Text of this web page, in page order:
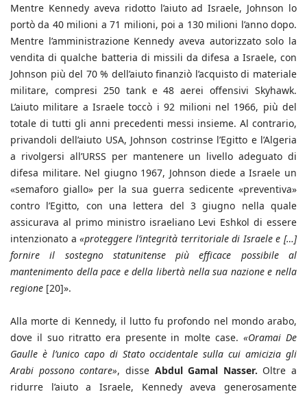
Mentre Kennedy aveva ridotto l’aiuto ad Israele, Johnson lo
portò da 40 milioni a 71 milioni, poi a 130 milioni l’anno dopo.
Mentre l’amministrazione Kennedy aveva autorizzato solo la
vendita di qualche batteria di missili da difesa a Israele, con
Johnson più del 70 % dell’aiuto finanziò l’acquisto di materiale
militare, compresi 250 tank e 48 aerei offensivi Skyhawk.
L’aiuto militare a Israele toccò i 92 milioni nel 1966, più del
totale di tutti gli anni precedenti messi insieme. Al contrario,
privandoli dell’aiuto USA, Johnson costrinse l’Egitto e l’Algeria
a rivolgersi all’URSS per mantenere un livello adeguato di
difesa militare. Nel giugno 1967, Johnson diede a Israele un
«semaforo giallo» per la sua guerra sedicente «preventiva»
contro l’Egitto, con una lettera del 3 giugno nella quale
assicurava al primo ministro israeliano Levi Eshkol di essere
intenzionato a«proteggere l’integrità territoriale di Israele e […]
fornire il sostegno statunitense più efficace possibile al
mantenimento della pace e della libertà nella sua nazione e nella
regione [20]».
Alla morte di Kennedy, il lutto fu profondo nel mondo arabo,
dove il suo ritratto era presente in molte case.«Oramai De
Gaulle è l’unico capo di Stato occidentale sulla cui amicizia gli
Arabi possono contare», disse Abdul Gamal Nasser. Oltre a
ridurre l’aiuto a Israele, Kennedy aveva generosamente